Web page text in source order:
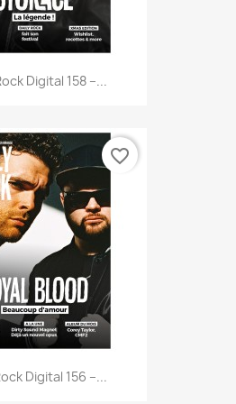
Digital 158 –...
Digital 156 –...
favorite_border